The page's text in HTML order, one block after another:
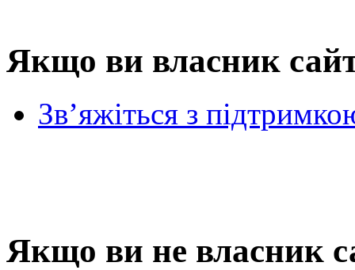
Якщо ви власник
Зв’яжіться з
Якщо ви не власник